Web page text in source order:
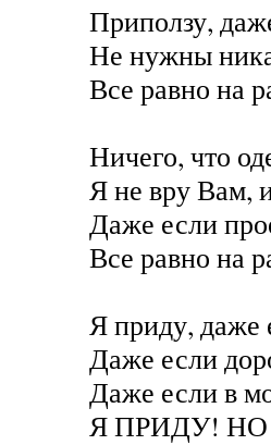
Приползу,
Не нужны
Все равно на
Ничего, что
Я не вру Вам,
Даже если
Все равно на
Я приду, даже
Даже если
Даже если в
Я ПРИДУ! НО